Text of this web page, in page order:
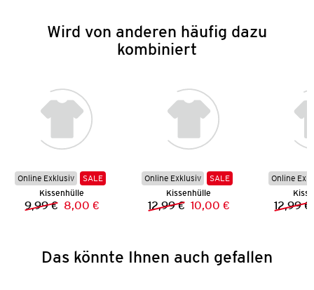
Wird von anderen häufig dazu
kombiniert
Online Exklusiv
SALE
Kissenhülle
Vorheriger Preis:
9,99 € Neuer Preis:
8,00 €
Online Exklusiv
SALE
Kissenhülle
Vorheriger Preis:
12,99 € Neuer Preis:
10,00 €
Online
12,99 €
Das könnte Ihnen auch gefallen